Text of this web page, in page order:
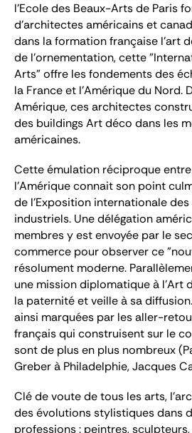
l'Ecole des Beaux-Arts de Paris
d'architectes américains et
dans la formation française l'art
de l'ornementation, cette
Arts" offre les fondements des
la France et l'Amérique du Nord.
Amérique, ces architectes
des buildings Art déco dans les
américaines.
Cette émulation réciproque
l'Amérique connait son point
de l'Exposition internationale
industriels. Une délégation
membres y est envoyée par le
commerce pour observer ce
résolument moderne.
une mission diplomatique à l'Art
la paternité et veille à sa
ainsi marquées par les aller-
français qui construisent sur le
sont de plus en plus nombreux
Greber à Philadelphie, Jacques
Clé de voute de tous les arts,
des évolutions stylistiques dans
professions : peintres,